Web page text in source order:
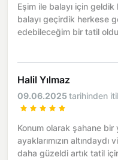
Eşim ile balayı için
balayı geçirdik herkese
edebileceğim bir tatil
Halil Yılmaz
09.06.2025tarihinden
Konum olarak şahane
ayaklarımızın
daha güzeldi artık tatil